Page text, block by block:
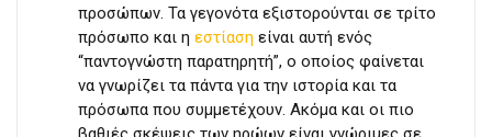
προσώπων. Τα γεγονότα εξιστορούνται σε τρίτο
πρόσωπο και η εστίαση είναι αυτή ενός
“παντογνώστη παρατηρητή”, ο οποίος φαίνεται
να γνωρίζει τα πάντα για την ιστορία και τα
πρόσωπα που συμμετέχουν. Ακόμα και οι πιο